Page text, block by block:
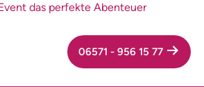
das perfekte Abenteuer
06571 - 956 15 77